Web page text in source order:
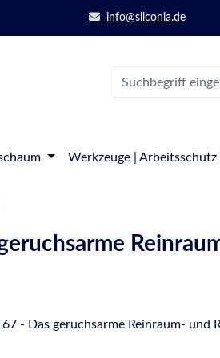
info@silconia.de
Werkzeuge |